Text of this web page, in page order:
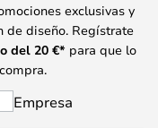
exclusivas y
de diseño. Regístrate
del 20 €* para que lo
Empresa